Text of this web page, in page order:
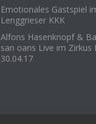
Emotionales Gastspiel
Lenggrieser KKK
Alfons Hasenknopf &
san oans Live im Zirkus
30.04.17